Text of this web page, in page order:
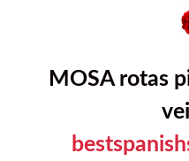
MOSA rotas